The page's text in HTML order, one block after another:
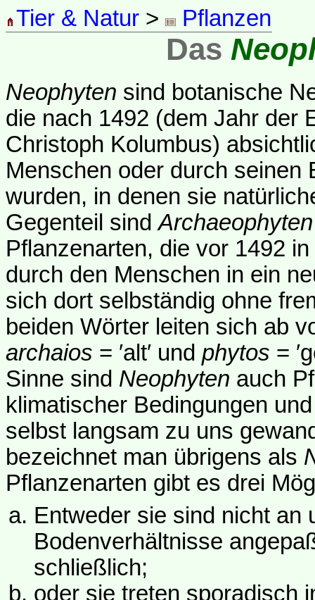
Tier & Natur > Pflanzen
Das
Neophyten sind botanische
die nach 1492 (dem Jahr der
Christoph Kolumbus)
Menschen oder durch seinen
wurden, in denen sie
Gegenteil sindArchaeophyten
Pflanzenarten, die vor 1492
durch den Menschen in ein
sich dort selbständig ohne
beiden Wörter leiten sich ab
archaios = ′alt′ und phytos =
Sinne sind Neophyten auch
klimatischer Bedingungen
selbst langsam zu uns
bezeichnet man übrigens als
Pflanzenarten gibt es drei
Entweder sie sind nicht an
Bodenverhältnisse
schließlich;
oder sie treten sporadisch